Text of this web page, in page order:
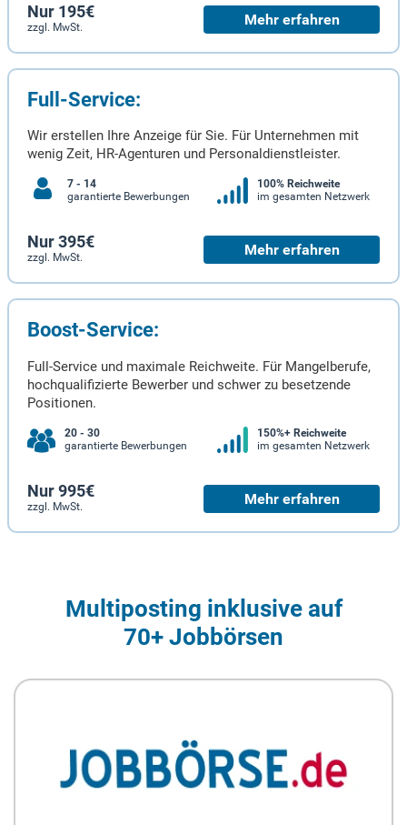
Nur 195€
zzgl. MwSt. Mehr erfahren
Full-Service:
Wir erstellen Ihre Anzeige für Sie. Für Unternehmen mit
wenig Zeit, HR-Agenturen und Personaldienstleister.
7 - 14
garantierte Bewerbungen
100% Reichweite
im gesamten Netzwerk
Nur 395€
zzgl. MwSt. Mehr erfahren
Boost-Service:
Full-Service und maximale Reichweite. Für Mangelberufe,
hochqualifizierte Bewerber und schwer zu besetzende
Positionen.
20 - 30
garantierte Bewerbungen
150%+ Reichweite
im gesamten Netzwerk
Nur 995€
zzgl. MwSt. Mehr erfahren
Multiposting inklusive auf
70+ Jobbörsen